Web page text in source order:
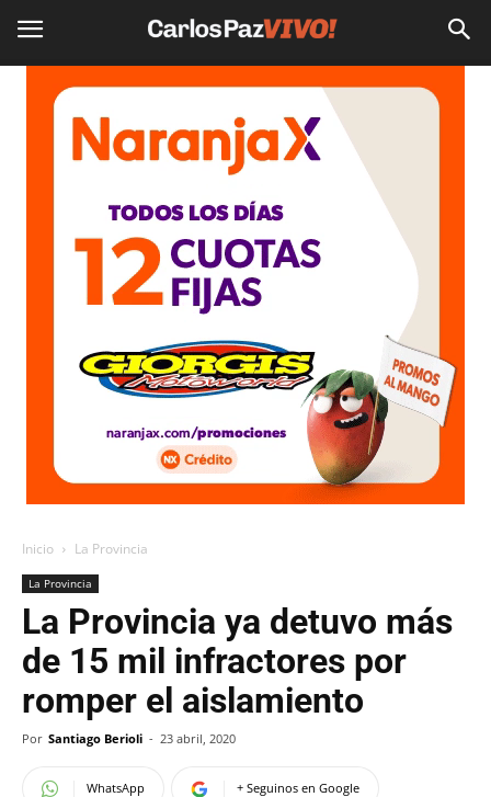
Inicio La Provincia
La Provincia
La Provincia ya detuvo más
de 15 mil infractores por
romper el aislamiento
Por Santiago Berioli - 23 abril, 2020
WhatsApp + Seguinos en Google